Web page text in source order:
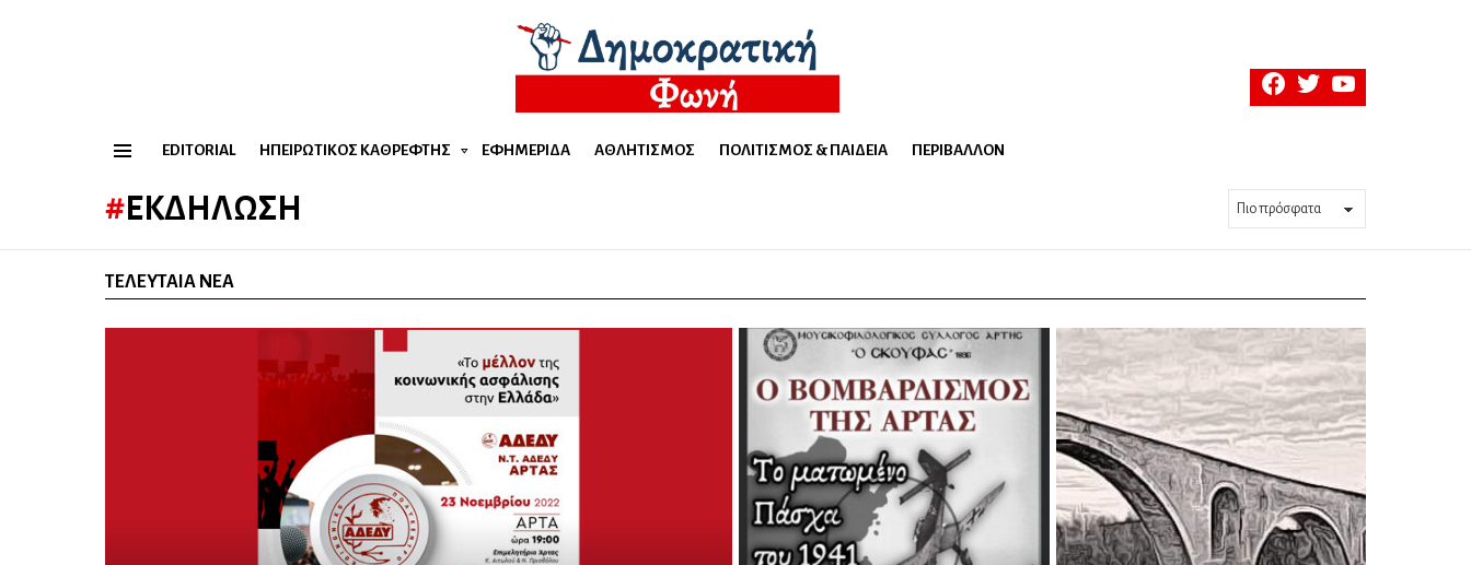
facebooktwitteryoutube
EDITORIAL ΗΠΕΙΡΏΤΙΚΟΣ ΚΑΘΡΈΦΤΗΣ ΕΦΗΜΕΡΊΔΑ ΑΘΛΗΤΙΣΜΌΣ ΠΟΛΙΤΙΣΜΌΣ & ΠΑΙΔΕΊΑ ΠΕΡΙΒΆΛΛΟΝ
ΕΚΔΉΛΩΣΗ
ΤΕΛΕΥΤΑΊΑ ΝΈΑ